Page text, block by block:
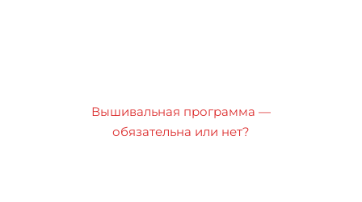
Вышивальная программа —
обязательна или нет?